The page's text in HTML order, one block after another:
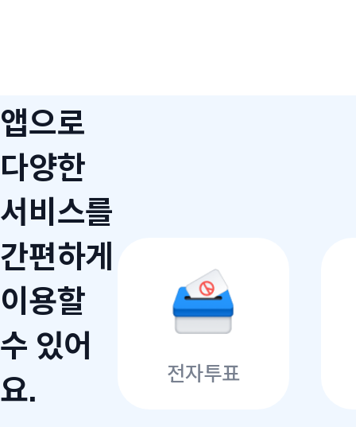
앱으로
다양한
서비스를
간편하게
이용할
수 있어
요.
전자투표